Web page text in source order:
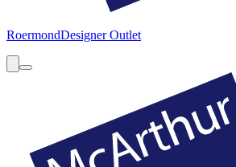
RoermondDesigner Outlet